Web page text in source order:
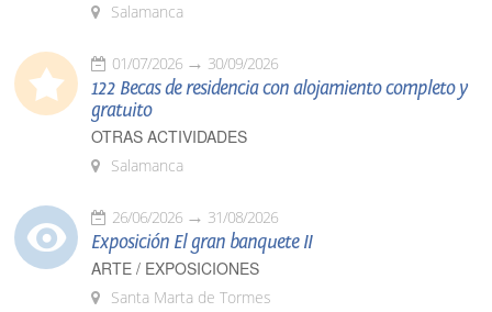
Salamanca
01/07/2026 30/09/2026
122 Becas de residencia con alojamiento completo y
gratuito
OTRAS ACTIVIDADES
Salamanca
26/06/2026 31/08/2026
Exposición El gran banquete II
ARTE / EXPOSICIONES
Santa Marta de Tormes